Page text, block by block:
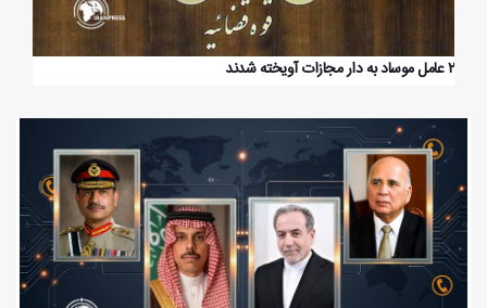
۲ عامل موساد به دار مجازات آویخته شدند